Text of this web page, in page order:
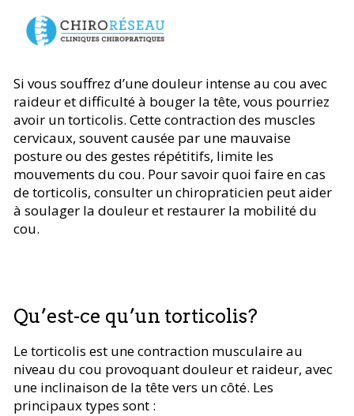
Si vous souffrez d’une douleur intense au cou avec
raideur et difficulté à bouger la tête, vous pourriez
avoir un torticolis. Cette contraction des muscles
cervicaux, souvent causée par une mauvaise
posture ou des gestes répétitifs, limite les
mouvements du cou. Pour savoir quoi faire en cas
de torticolis, consulter un chiropraticien peut aider
à soulager la douleur et restaurer la mobilité du
cou.
Qu’est-ce qu’un torticolis?
Le torticolis est une contraction musculaire au
niveau du cou provoquant douleur et raideur, avec
une inclinaison de la tête vers un côté. Les
principaux types sont :